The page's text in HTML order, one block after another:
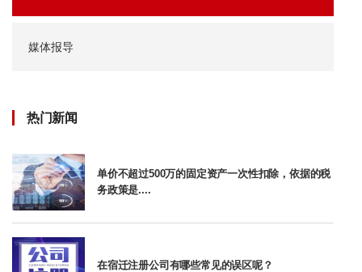
媒体报导
热门新闻
单价不超过500万的固定资产一次性扣除，依据的税
务政策是....
在宿迁注册公司有哪些常见的误区呢？